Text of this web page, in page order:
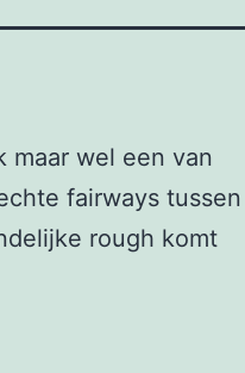
maar wel een van
fairways tussen
rough komt